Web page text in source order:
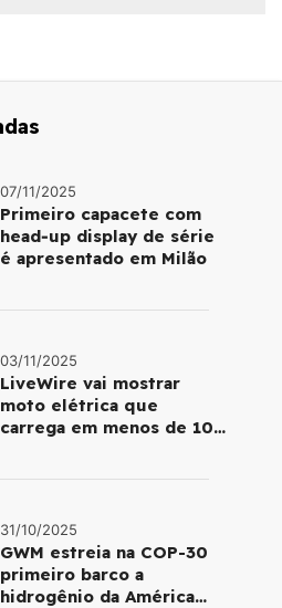
07/11/2025
Primeiro capacete com
head‑up display de série
é apresentado em Milão
03/11/2025
LiveWire vai mostrar
moto elétrica que
carrega em menos de 10
31/10/2025
GWM estreia na COP-30
primeiro barco a
hidrogênio da América